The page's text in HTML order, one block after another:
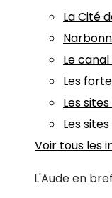
La Cité
Le canal
Les
Les
Les
Voir tous les
L'Aude en bref